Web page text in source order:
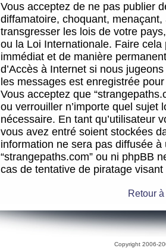
Vous acceptez de ne pas publier
diffamatoire, choquant,
transgresser les lois de votre
ou la Loi Internationale. Faire
immédiat et de manière
d’Accès à Internet si nous
les messages est enregistrée
Vous acceptez que
ou verrouiller n’importe quel sujet
nécessaire. En tant qu’utilisateur
vous avez entré soient stockées
information ne sera pas diffusée
“strangepaths.com” ou ni phpBB
cas de tentative de piratage
Retour
Copyright 2006-